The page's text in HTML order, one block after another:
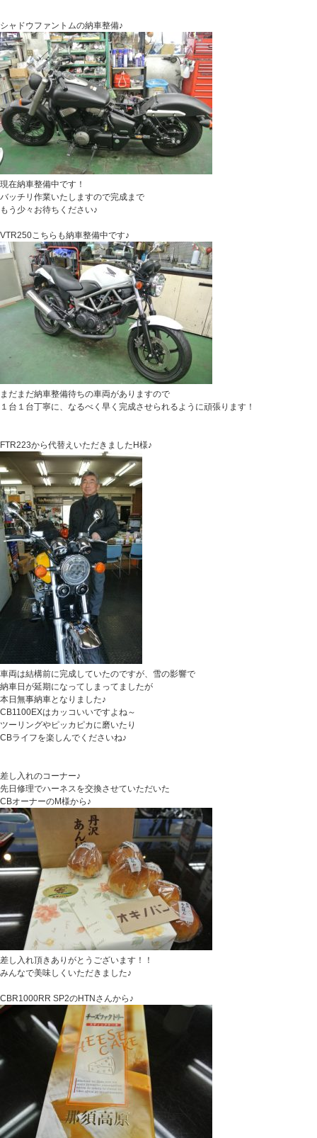
シャドウファントムの納車整備♪
現在納車整備中です！
バッチリ作業いたしますので完成まで
もう少々お待ちください♪
VTR250こちらも納車整備中です♪
まだまだ納車整備待ちの車両がありますので
１台１台丁寧に、なるべく早く完成させられるように頑張ります！
FTR223から代替えいただきましたH様♪
車両は結構前に完成していたのですが、雪の影響で
納車日が延期になってしまってましたが
本日無事納車となりました♪
CB1100EXはカッコいいですよね～
ツーリングやピッカピカに磨いたり
CBライフを楽しんでくださいね♪
差し入れのコーナー♪
先日修理でハーネスを交換させていただいた
CBオーナーのM様から♪
差し入れ頂きありがとうございます！！
みんなで美味しくいただきました♪
CBR1000RR SP2のHTNさんから♪